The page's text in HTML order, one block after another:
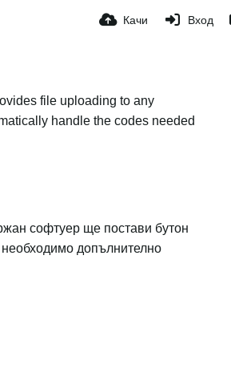
Качи Вход
file uploading to any
handle the codes needed
софтуер ще постави бутон
необходимо допълнително